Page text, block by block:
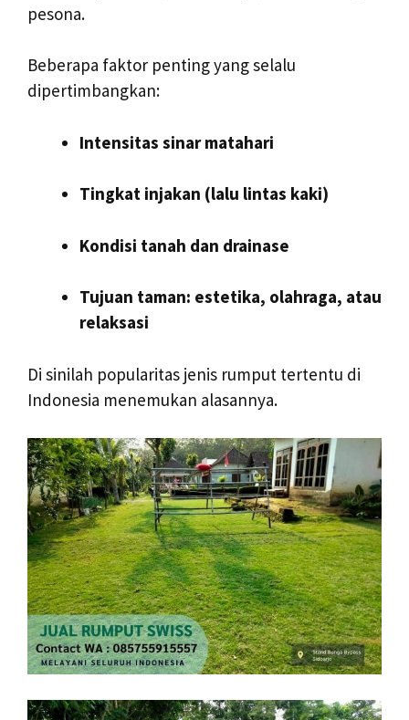
pesona.
Beberapa faktor penting yang selalu
dipertimbangkan:
Intensitas sinar matahari
Tingkat injakan (lalu lintas kaki)
Kondisi tanah dan drainase
Tujuan taman: estetika, olahraga, atau
relaksasi
Di sinilah popularitas jenis rumput tertentu di
Indonesia menemukan alasannya.